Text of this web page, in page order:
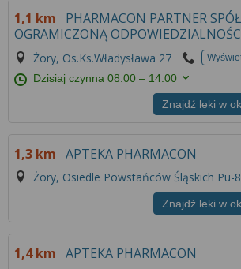
1,1 km
PHARMACON PARTNER
OGRAMICZONĄ
Żory, Os.Ks.Władysława 27
Dzisiaj czynna08:00 – 14:00
Znajdź leki w
1,3 km APTEKA PHARMACON
Żory, Osiedle Powstańców Śląskich Pu-8
Znajdź leki w
1,4 km APTEKA PHARMACON